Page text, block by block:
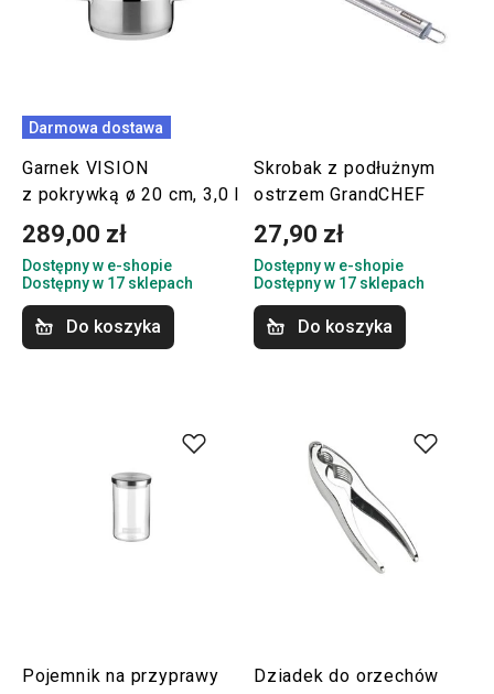
Darmowa dostawa
Garnek VISION
z pokrywką ø 20 cm, 3,0 l
289,00 zł
Dostępny w e-shopie
Dostępny w 17 sklepach
Do koszyka
Skrobak z podłużnym
ostrzem GrandCHEF
27,90 zł
Dostępny w e-shopie
Dostępny w 17 sklepach
Do koszyka
Pojemnik na przyprawy
Dziadek do orzechów